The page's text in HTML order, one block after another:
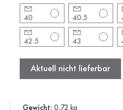
40 40.5
42.5 43
Aktuell nicht lieferbar
Absatzhöhe: 5.5 cm
Farbe: schwarz
Schafthöhe: 17 cm
Verschluss: Reißverschluss
Artikel:75.693.27
Gewicht: 0,72 kg